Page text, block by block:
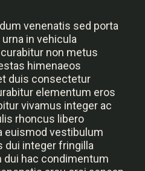
venenatis sed porta
in vehicula
non metus
himenaeos
duis consectetur
elementum eros
vivamus integer ac
rhoncus libero
euismod vestibulum
dui integer fringilla
hac condimentum